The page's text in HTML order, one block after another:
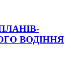
ВОДІННЯ